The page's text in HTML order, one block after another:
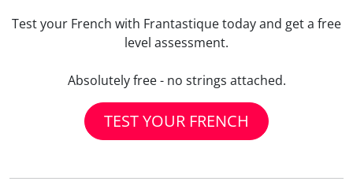
Test your French with Frantastique today and get a free
level assessment.
Absolutely free - no strings attached.
TEST YOUR FRENCH